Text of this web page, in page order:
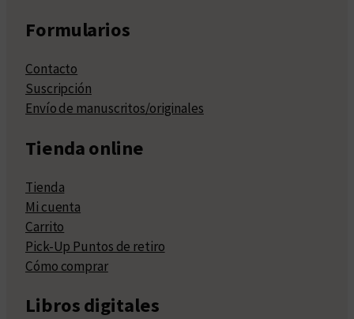
Formularios
Contacto
Suscripción
Envío de manuscritos/originales
Tienda online
Tienda
Mi cuenta
Carrito
Pick-Up Puntos de retiro
Cómo comprar
Libros digitales